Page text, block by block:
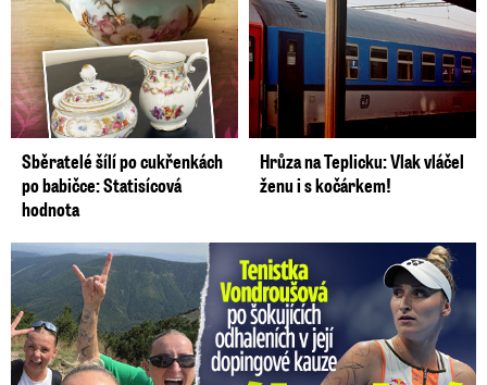
Sběratelé šílí po cukřenkách
po babičce: Statisícová
hodnota
Hrůza na Teplicku: Vlak vláčel
ženu i s kočárkem!
Vondroušová po šokujících odhaleních v kauze: Záhadný vzkaz!